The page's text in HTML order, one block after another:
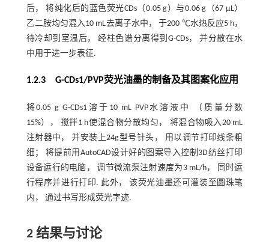
后， 将纯化后的蓝色荧光CDs（0.05 g）与0.06 g（67 μL）
乙二胺均匀混入10 mL去离子水中， 于200 ℃水热反应5 h，
待冷却到室温后， 经柱色谱分离得到G-CDs， 并分散在水
中用于进一步表征.
1.2.3 G-CDs1/PVP荧光油墨的制备及其图案化应用
将0.05 g G-CDs1溶于10 mL PVP水溶液中 （质量分数
15%）， 搅拌1 h使混合物分散均匀， 将混合物吸入20 mL
注射器中， 并安装上24g型号针头， 用以调节打印线条粗
细； 将提前用AutoCAD设计好的图案导入控制3D纺丝打印
设备运行的电脑， 调节微流泵注射速度为3 mL/h， 同时运
行程序并进行打印. 此外， 该荧光油墨还可灌装至圆珠笔
内， 通过书写形成荧光字迹.
2 结果与讨论